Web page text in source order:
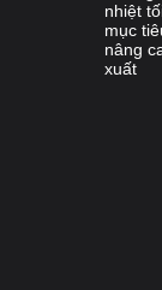
nhiệt
mục
nâng
xuất